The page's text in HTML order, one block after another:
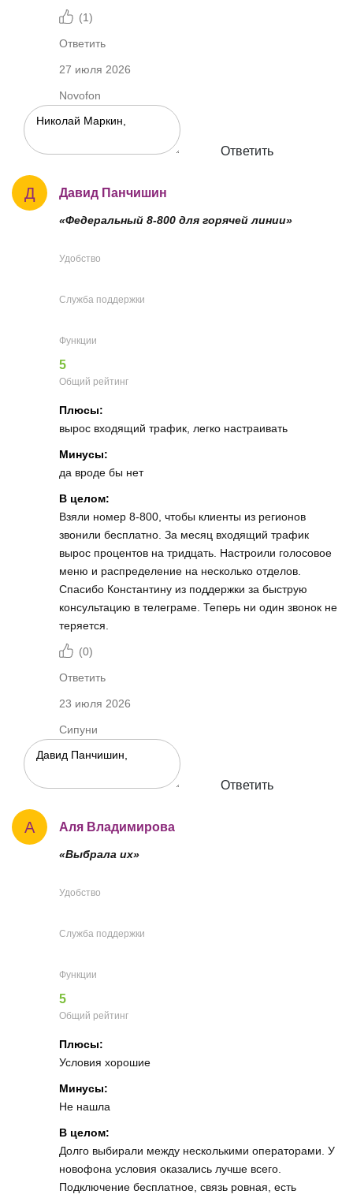
(1)
Ответить
27 июля 2026
Novofon
Ответить
Д Давид Панчишин
«Федеральный 8-800 для горячей линии»
Удобство
Служба поддержки
Функции
5
Общий рейтинг
Плюсы:
вырос входящий трафик, легко настраивать
Минусы:
да вроде бы нет
В целом:
Взяли номер 8-800, чтобы клиенты из регионов
звонили бесплатно. За месяц входящий трафик
вырос процентов на тридцать. Настроили голосовое
меню и распределение на несколько отделов.
Спасибо Константину из поддержки за быструю
консультацию в телеграме. Теперь ни один звонок не
теряется.
(0)
Ответить
23 июля 2026
Сипуни
Ответить
А Аля Владимирова
«Выбрала их»
Удобство
Служба поддержки
Функции
5
Общий рейтинг
Плюсы:
Условия хорошие
Минусы:
Не нашла
В целом:
Долго выбирали между несколькими операторами. У
новофона условия оказались лучше всего.
Подключение бесплатное, связь ровная, есть